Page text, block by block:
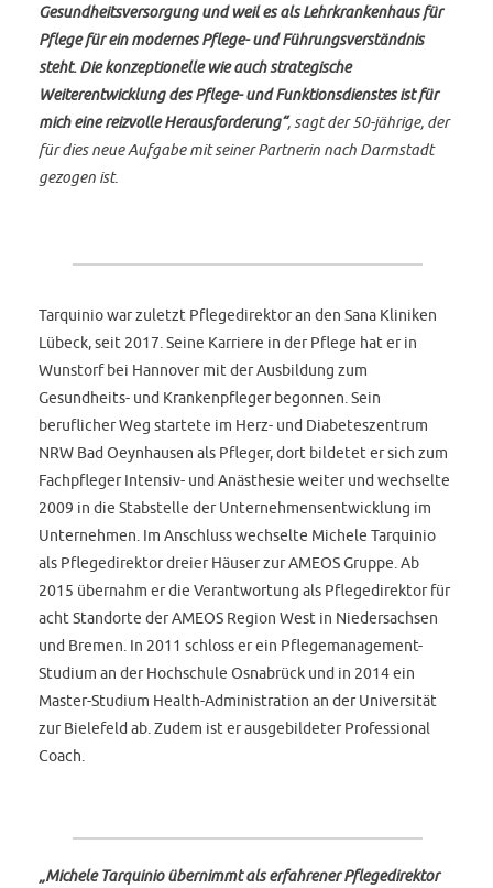
Gesundheitsversorgung und weil es als Lehrkrankenhaus für
Pflege für ein modernes Pflege- und Führungsverständnis
steht. Die konzeptionelle wie auch strategische
Weiterentwicklung des Pflege- und Funktionsdienstes ist für
mich eine reizvolle Herausforderung“, sagt der 50-jährige, der
für dies neue Aufgabe mit seiner Partnerin nach Darmstadt
gezogen ist.
Tarquinio war zuletzt Pflegedirektor an den Sana Kliniken
Lübeck, seit 2017. Seine Karriere in der Pflege hat er in
Wunstorf bei Hannover mit der Ausbildung zum
Gesundheits- und Krankenpfleger begonnen. Sein
beruflicher Weg startete im Herz- und Diabeteszentrum
NRW Bad Oeynhausen als Pfleger, dort bildetet er sich zum
Fachpfleger Intensiv- und Anästhesie weiter und wechselte
2009 in die Stabstelle der Unternehmensentwicklung im
Unternehmen. Im Anschluss wechselte Michele Tarquinio
als Pflegedirektor dreier Häuser zur AMEOS Gruppe. Ab
2015 übernahm er die Verantwortung als Pflegedirektor für
acht Standorte der AMEOS Region West in Niedersachsen
und Bremen. In 2011 schloss er ein Pflegemanagement-
Studium an der Hochschule Osnabrück und in 2014 ein
Master-Studium Health-Administration an der Universität
zur Bielefeld ab. Zudem ist er ausgebildeter Professional
Coach.
„Michele Tarquinio übernimmt als erfahrener Pflegedirektor